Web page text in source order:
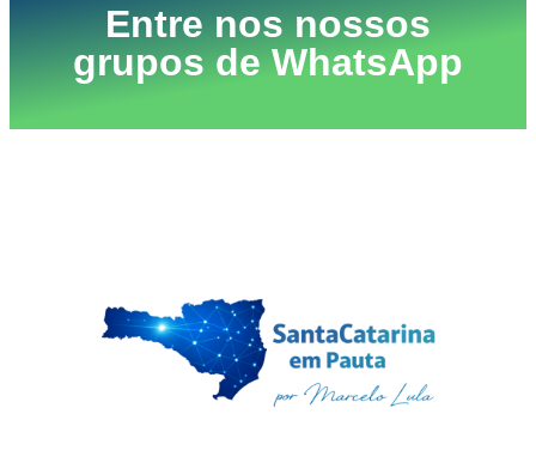
Entre nos nossos
grupos de WhatsApp